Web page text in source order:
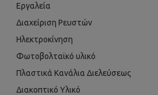
Εργαλεία
Διαχείριση Ρευστών
Ηλεκτροκίνηση
Φωτοβολταϊκό υλικό
Πλαστικά Κανάλια Διελεύσεως
Διακοπτικό Υλικό